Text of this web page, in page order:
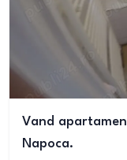
Vand
Napoca.